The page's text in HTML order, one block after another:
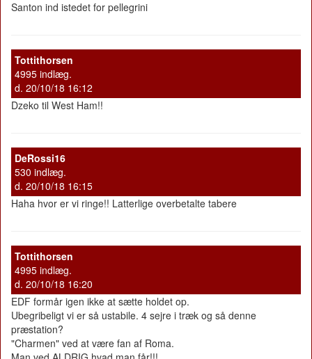
Santon ind istedet for pellegrini
Tottithorsen
4995 indlæg.
d. 20/10/18 16:12
Dzeko til West Ham!!
DeRossi16
530 indlæg.
d. 20/10/18 16:15
Haha hvor er vi ringe!! Latterlige overbetalte tabere
Tottithorsen
4995 indlæg.
d. 20/10/18 16:20
EDF formår igen ikke at sætte holdet op.
Ubegribeligt vi er så ustabile. 4 sejre i træk og så denne
præstation?
"Charmen" ved at være fan af Roma.